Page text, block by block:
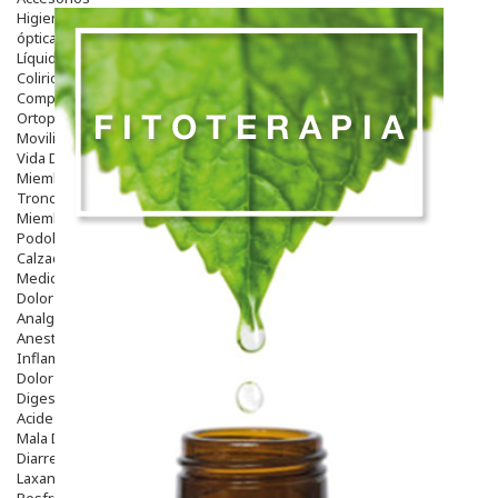
Higiene
óptica
Líquidos Lentillas
Colirios
Complementos Alimentarios.
Ortopedia - Accesorios
Movilidad
Vida Diaria
Miembro Superior
Tronco
Miembro Inferior
Podología
Calzado
Medicamentos
Dolor E Inflamación
Analgésicos
Anestésicos
Inflamación Articulaciones
Dolor Muscular / Articular
Digestivo
Acidez, Gases Y Ardores
Mala Digestion
Diarrea / Estreñimiento / Vómitos
Laxantes